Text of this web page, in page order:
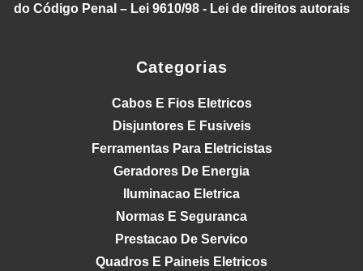
do Código Penal – Lei 9610/98 - Lei de direitos autorais
Categorias
Cabos E Fios Eletricos
Disjuntores E Fusiveis
Ferramentas Para Eletricistas
Geradores De Energia
Iluminacao Eletrica
Normas E Seguranca
Prestacao De Servico
Quadros E Paineis Eletricos